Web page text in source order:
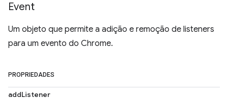
Event
Um objeto que permite a adição e remoção de listeners
para um evento do Chrome.
PROPRIEDADES
addListener